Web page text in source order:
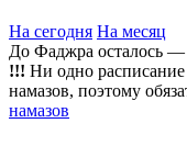
На сегодня На месяц
До Фаджра осталось —
!!! Ни одно расписание
намазов, поэтому
намазов